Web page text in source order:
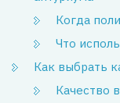
Когда
Что
Как выбрать
Качество